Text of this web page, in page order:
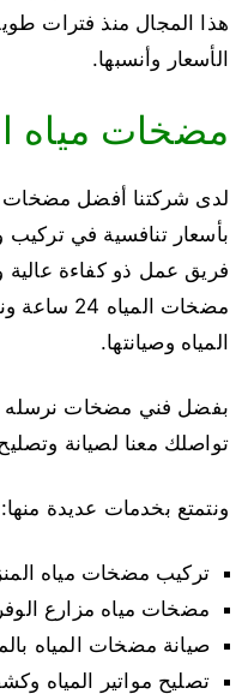
هذا المجال منذ فترات
الأسعار وأنسبها.
مضخات مياه
لدى شركتنا أفضل مضخات
بأسعار تنافسية في تركيب
فريق عمل ذو كفاءة عالية
مضخات
المياه وصيانتها.
بفضل فني مضخات نرسله
تواصلك معنا لصيانة
ونتمتع بخدمات عديدة منها:
تركيب مضخات مياه
مضخات مياه مزارع
صيانة مضخات المياه
تصليح مواتير المياه